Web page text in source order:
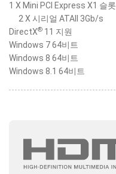
1 X Mini PCI Express X1 슬롯
2 X 시리얼 ATAII 3Gb/s
DirectX® 11 지원
Windows 7 64비트
Windows 8 64비트
Windows 8.1 64비트